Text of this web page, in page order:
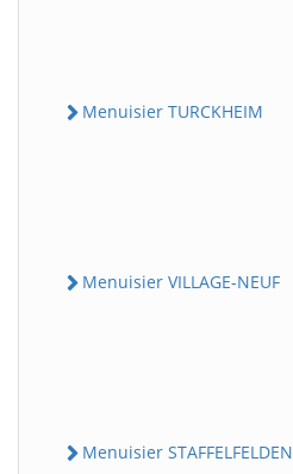
Menuisier TURCKHEIM
Menuisier VILLAGE-NEUF
Menuisier STAFFELFELDEN